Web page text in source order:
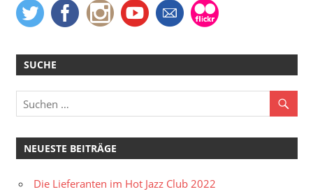
SUCHE
NEUESTE BEITRÄGE
Die Lieferanten im Hot Jazz Club 2022